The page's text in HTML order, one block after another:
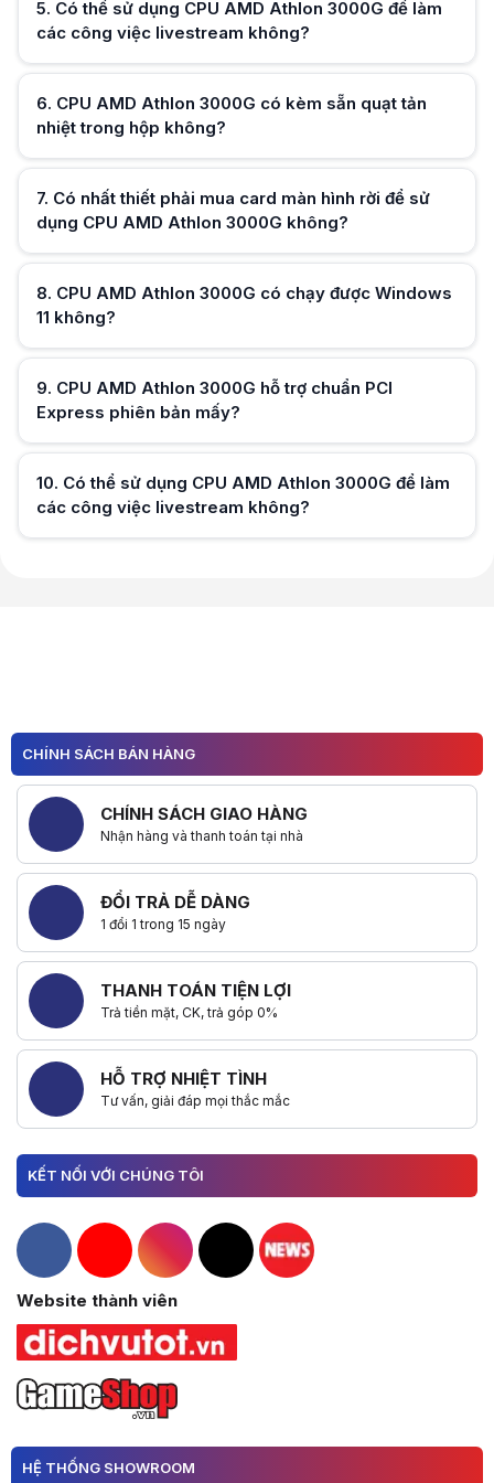
Hữu ích (0 )
5. Có thể sử dụng CPU AMD Athlon 3000G để làm
các công việc livestream không?
6. CPU AMD Athlon 3000G có kèm sẵn quạt tản
nhiệt trong hộp không?
Hữu ích (0 )
7. Có nhất thiết phải mua card màn hình rời để sử
dụng CPU AMD Athlon 3000G không?
Hữu ích (0 )
8. CPU AMD Athlon 3000G có chạy được Windows
11 không?
Hữu ích (0)
9. CPU AMD Athlon 3000G hỗ trợ chuẩn PCI
Express phiên bản mấy?
10. Có thể sử dụng CPU AMD Athlon 3000G để làm
các công việc livestream không?
CHÍNH SÁCH BÁN HÀNG
CHÍNH SÁCH GIAO HÀNG
Nhận hàng và thanh toán tại nhà
ĐỔI TRẢ DỄ DÀNG
1 đổi 1 trong 15 ngày
THANH TOÁN TIỆN LỢI
Trả tiền mặt, CK, trả góp 0%
HỖ TRỢ NHIỆT TÌNH
Tư vấn, giải đáp mọi thắc mắc
KẾT NỐI VỚI CHÚNG TÔI
Hacom Facebook
Hacom YouTube
Hacom Instagram
Hacom TikTok
Website thành viên
HỆ THỐNG SHOWROOM